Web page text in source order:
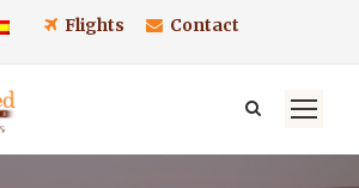
Flights Contact